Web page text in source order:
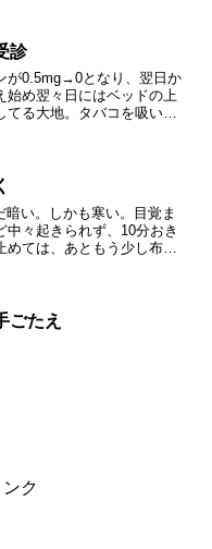
の仕事をして、...
診
が0.5mg→0となり、翌日か
始め翌々日にはベッドの上
てる大地。タバコを吸いに
...
暗い。しかも寒い。目覚ま
中々起きられず、10分おき
めては、あともう少し布団
ミレス...
ごたえ
ク